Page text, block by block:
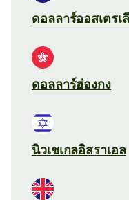
ดอลลาร์ออสเตรเ
ดอลลาร์ฮ่องกง
นิวเชเกลอิสราเอล